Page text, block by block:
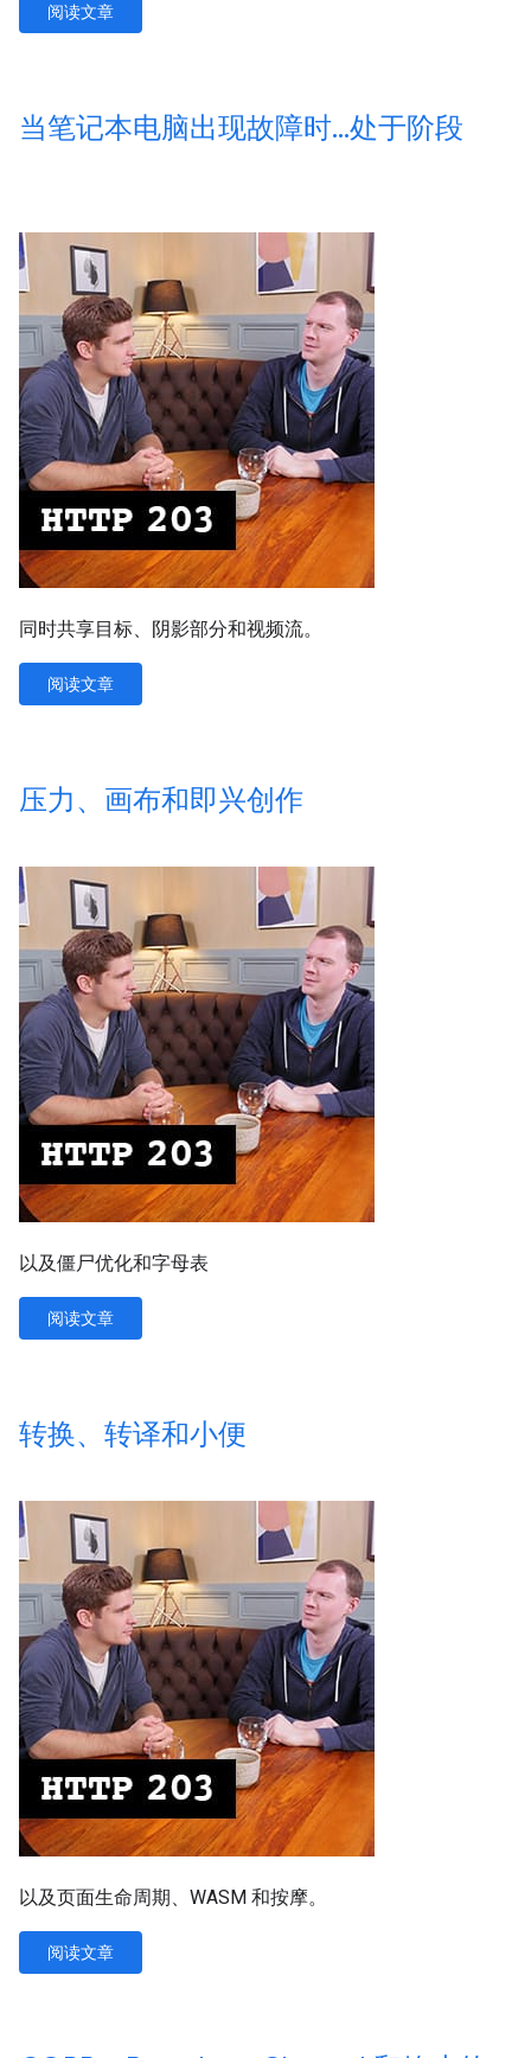
阅读文章
当笔记本电脑出现故障时...处于阶段
同时共享目标、阴影部分和视频流。
阅读文章
压力、画布和即兴创作
以及僵尸优化和字母表
阅读文章
转换、转译和小便
以及页面生命周期、WASM 和按摩。
阅读文章